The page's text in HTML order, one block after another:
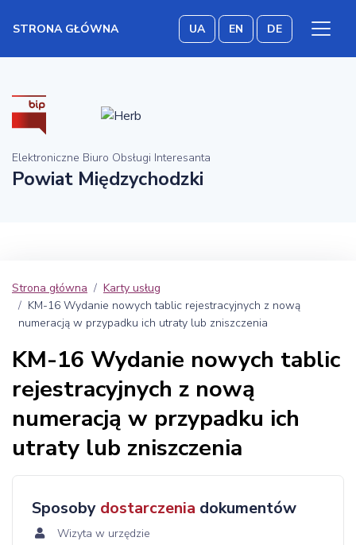
STRONA GŁÓWNA UA EN DE
Elektroniczne Biuro Obsługi Interesanta
Powiat Międzychodzki
Strona główna
Karty usług
KM-16 Wydanie nowych tablic rejestracyjnych z nową
numeracją w przypadku ich utraty lub zniszczenia
KM-16 Wydanie nowych tablic
rejestracyjnych z nową
numeracją w przypadku ich
utraty lub zniszczenia
Sposoby dostarczenia dokumentów
Wizyta w urzędzie